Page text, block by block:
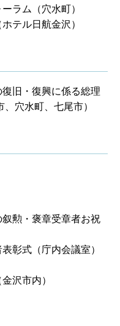
ラム（穴水町）
テル日航金沢）
旧・復興に係る総理
穴水町、七尾市）
勲・褒章受章者お祝
彰式（庁内会議室）
沢市内）